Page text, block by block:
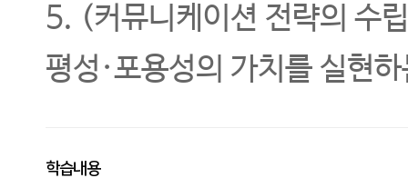
5. (커뮤니케이션 전략의 수
평성·포용성의 가치를 실현
학습내용